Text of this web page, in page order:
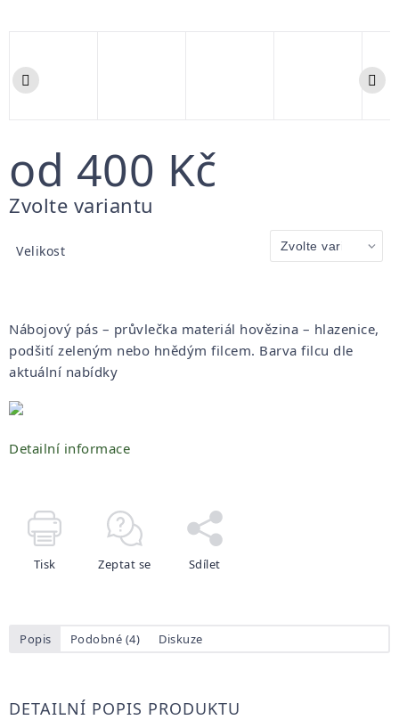
od 400 Kč
Měrná
Zvolte variantu
Velikost
Nábojový pás – průvlečka materiál hovězina – hlazenice,
podšití zeleným nebo hnědým filcem. Barva filcu dle
aktuální nabídky
Detailní informace
Tisk Zeptat se Sdílet
Popis Podobné (4) Diskuze
DETAILNÍ POPIS PRODUKTU